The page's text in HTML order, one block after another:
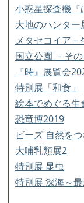
小惑星探査機
大地のハンター
メタセコイア－
国立公園 －そ
『時』展覧会
特別展「和食」
絵本でめぐる生
恐竜博2019
ビーズ 自然を
大哺乳類展2
特別展 昆虫
特別展 深海～最